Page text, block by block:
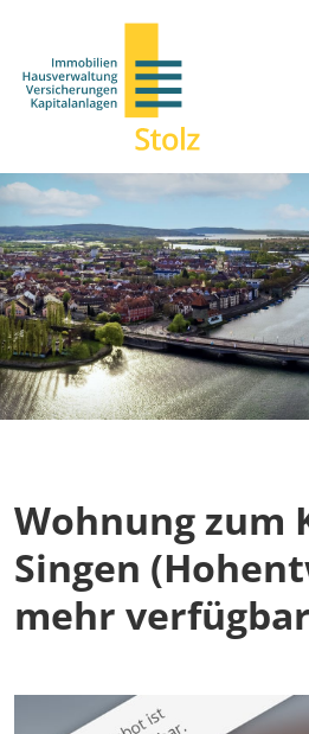
Wohnung zum
Singen
mehr